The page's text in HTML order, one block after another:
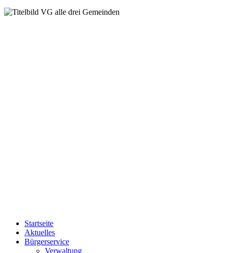
Startseite
Aktuelles
Bürgerservice
Verwaltung